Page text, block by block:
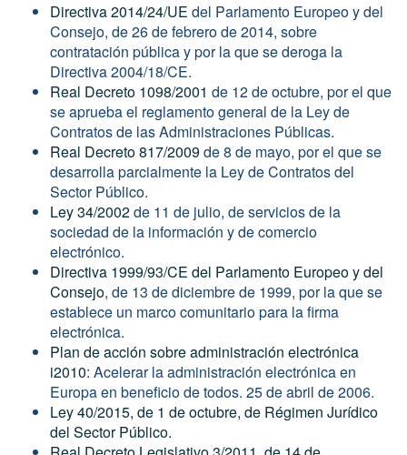
Directiva 2014/24/UE del Parlamento Europeo y del
Consejo, de 26 de febrero de 2014, sobre
contratación pública y por la que se deroga la
Directiva 2004/18/CE.
Real Decreto 1098/2001 de 12 de octubre, por el que
se aprueba el reglamento general de la Ley de
Contratos de las Administraciones Públicas.
Real Decreto 817/2009de 8 de mayo, por el que se
desarrolla parcialmente la Ley de Contratos del
Sector Público.
Ley 34/2002de 11 de julio, de servicios de la
sociedad de la información y de comercio
electrónico.
Directiva 1999/93/CE del Parlamento Europeo y del
Consejo, de 13 de diciembre de 1999, por la que se
establece un marco comunitario para la firma
electrónica.
Plan de acción sobre administración electrónica
i2010: Acelerar la administración electrónica en
Europa en beneficio de todos. 25 de abril de 2006.
Ley 40/2015, de 1 de octubre, de Régimen Jurídico
del Sector Público.